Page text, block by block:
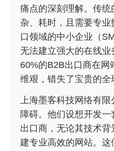
痛点的深刻理解。传统
杂、耗时，且需要专
口领域的中小企业（
无法建立强大的在线
60%的B2B出口商在网
维艰，错失了宝贵的全
上海墨客科技网络有
障碍。他们设想开发
出口商，无论其技术
建专业高效的网站。